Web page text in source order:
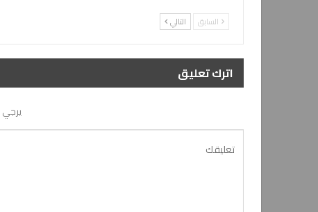
السابق التالي
اترك تعليق
يرجي